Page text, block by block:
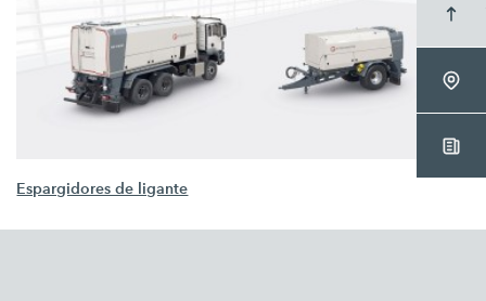
Espargidores de ligante